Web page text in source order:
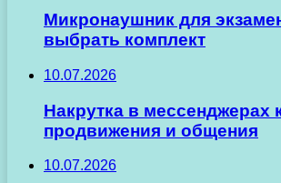
Микронаушник для
выбрать комплект
10.07.2026
Накрутка в мессенджерах
продвижения и общения
10.07.2026